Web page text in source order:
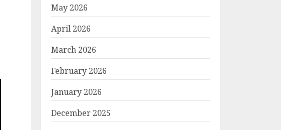
May 2026
April 2026
March 2026
February 2026
January 2026
December 2025